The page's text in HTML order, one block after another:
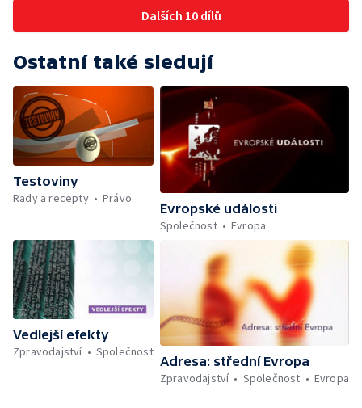
výpovědi — Nadprůměrná sklizeň obilí —
Zloději památek — Projekt vagon —
Dalších 10 dílů
Ostatní také sledují
Testoviny
Rady a recepty
Právo
Evropské události
Společnost
Evropa
Vedlejší efekty
Zpravodajství
Společnost
Adresa: střední Evropa
Zpravodajství
Společnost Evropa